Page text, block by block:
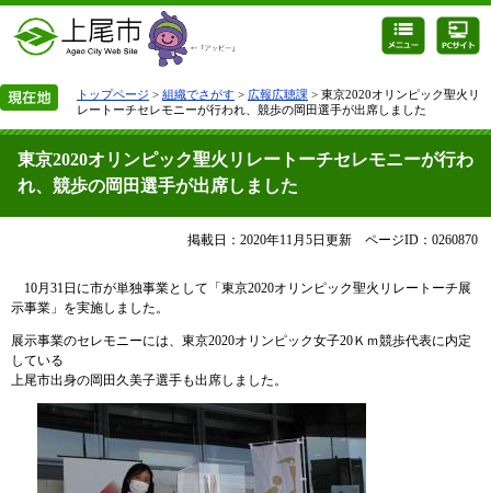
トップページ > 組織でさがす > 広報広聴課 > 東京2020オリンピック聖火リ
レートーチセレモニーが行われ、競歩の岡田選手が出席しました
東京2020オリンピック聖火リレートーチセレモニーが行わ
れ、競歩の岡田選手が出席しました
掲載日：2020年11月5日更新 ページID：0260870
10月31日に市が単独事業として「東京2020オリンピック聖火リレートーチ展
示事業」を実施しました。
展示事業のセレモニーには、東京2020オリンピック女子20Ｋｍ競歩代表に内定
している
上尾市出身の岡田久美子選手も出席しました。